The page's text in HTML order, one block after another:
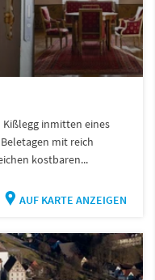
Kißlegg inmitten eines
mit reich
kostbaren...
AUF KARTE ANZEIGEN